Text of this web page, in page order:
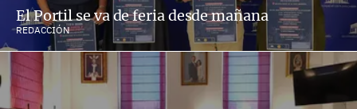
El Portil se va de feria desde mañana
REDACCIÓN